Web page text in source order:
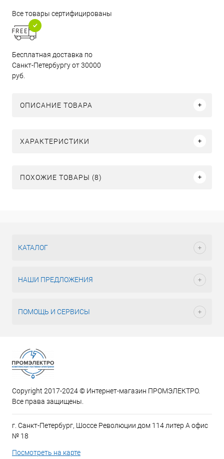
Все товары сертифицированы
Бесплатная доставка по
Санкт-Петербургу от 30000
руб.
ОПИСАНИЕ ТОВАРА
ХАРАКТЕРИСТИКИ
ПОХОЖИЕ ТОВАРЫ (8)
КАТАЛОГ
НАШИ ПРЕДЛОЖЕНИЯ
ПОМОЩЬ И СЕРВИСЫ
Copyright 2017-2024 © Интернет-магазин ПРОМЭЛЕКТРО.
Все права защищены.
г. Санкт-Петербург, Шоссе Революции дом 114 литер А офис
№ 18
Посмотреть на карте